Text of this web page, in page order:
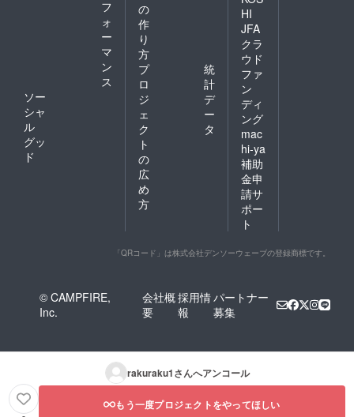
フ
ォ
ー
マ
ン
ス
ソー
シャ
ル
グッ
ド
の
作
り
方
プ
ロ
ジ
ェ
ク
ト
の
広
め
方
統
計
デ
ー
タ
HI
JFA
クラ
ウド
ファ
ン
ディ
ング
mac
hi-ya
補助
金申
請サ
ポー
ト
「QRコード」は株式会社デンソーウェーブの登録商標です。
© CAMPFIRE,
Inc.
会社概
要
採用情
報
パートナー
募集
rakuraku1さんへアンコール
もう一度プロジェクトをやってほしい